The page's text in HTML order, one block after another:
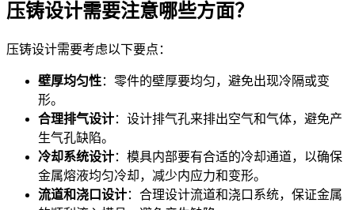
压铸设计需要注意哪些方面？
压铸设计需要考虑以下要点：
壁厚均匀性：零件的壁厚要均匀，避免出现冷隔或变
形。
合理排气设计：设计排气孔来排出空气和气体，避免产
生气孔缺陷。
冷却系统设计：模具内部要有合适的冷却通道，以确保
金属熔液均匀冷却，减少内应力和变形。
流道和浇口设计：合理设计流道和浇口系统，保证金属